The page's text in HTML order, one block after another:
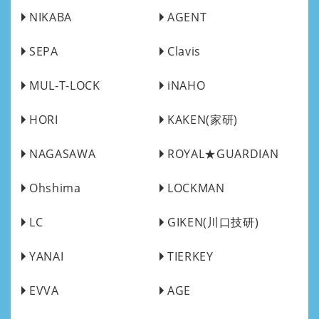
NIKABA AGENT
SEPA Clavis
MUL-T-LOCK iNAHO
HORI KAKEN(家研)
NAGASAWA ROYAL★GUARDIAN
Ohshima LOCKMAN
LC GIKEN(川口技研)
YANAI TIERKEY
EVVA AGE